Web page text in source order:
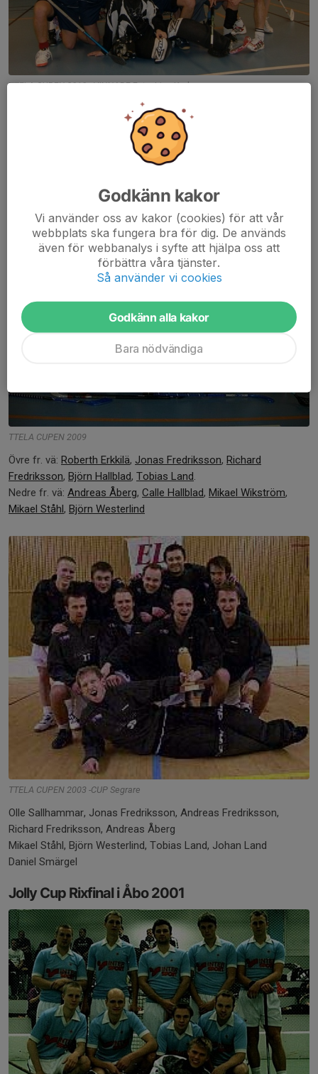
TTELA CUPEN 2010 - VINNARE Foto: Linn Karlsson
, Björn Westerlind
Jonathan Åkesson
Björn Hallbladh Johan Land
Ludvig Norlander.
TTELA CUPEN 2009
Övre fr. vä: Roberth Erkkilä, Jonas Fredriksson, Richard
Fredriksson, Björn Hallblad, Tobias Land.
Nedre fr. vä: Andreas Åberg, Calle Hallblad, Mikael Wikström,
Mikael Ståhl, Björn Westerlind
TTELA CUPEN 2003 -CUP Segrare
Olle Sallhammar, Jonas Fredriksson, Andreas Fredriksson,
Richard Fredriksson, Andreas Åberg
Mikael Ståhl, Björn Westerlind, Tobias Land, Johan Land
Daniel Smärgel
Jolly Cup Rixfinal i Åbo 2001
Godkänn kakor
Vi använder oss av kakor (cookies) för att vår
webbplats ska fungera bra för dig. De används
även för webbanalys i syfte att hjälpa oss att
förbättra våra tjänster.
Så använder vi cookies
Godkänn alla kakor
Bara nödvändiga